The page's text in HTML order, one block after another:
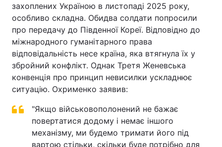
захоплених Україною в листопаді 2025 року,
особливо складна. Обидва солдати попросили
про передачу до Південної Кореї. Відповідно до
міжнародного гуманітарного права
відповідальність несе країна, яка втягнула їх у
збройний конфлікт. Однак Третя Женевська
конвенція про принцип невисилки ускладнює
ситуацію. Охрименко заявив:
"Якщо військовополонений не бажає
повертатися додому і немає іншого
механізму, ми будемо тримати його під
вартою стільки, скільки буде потрібно для